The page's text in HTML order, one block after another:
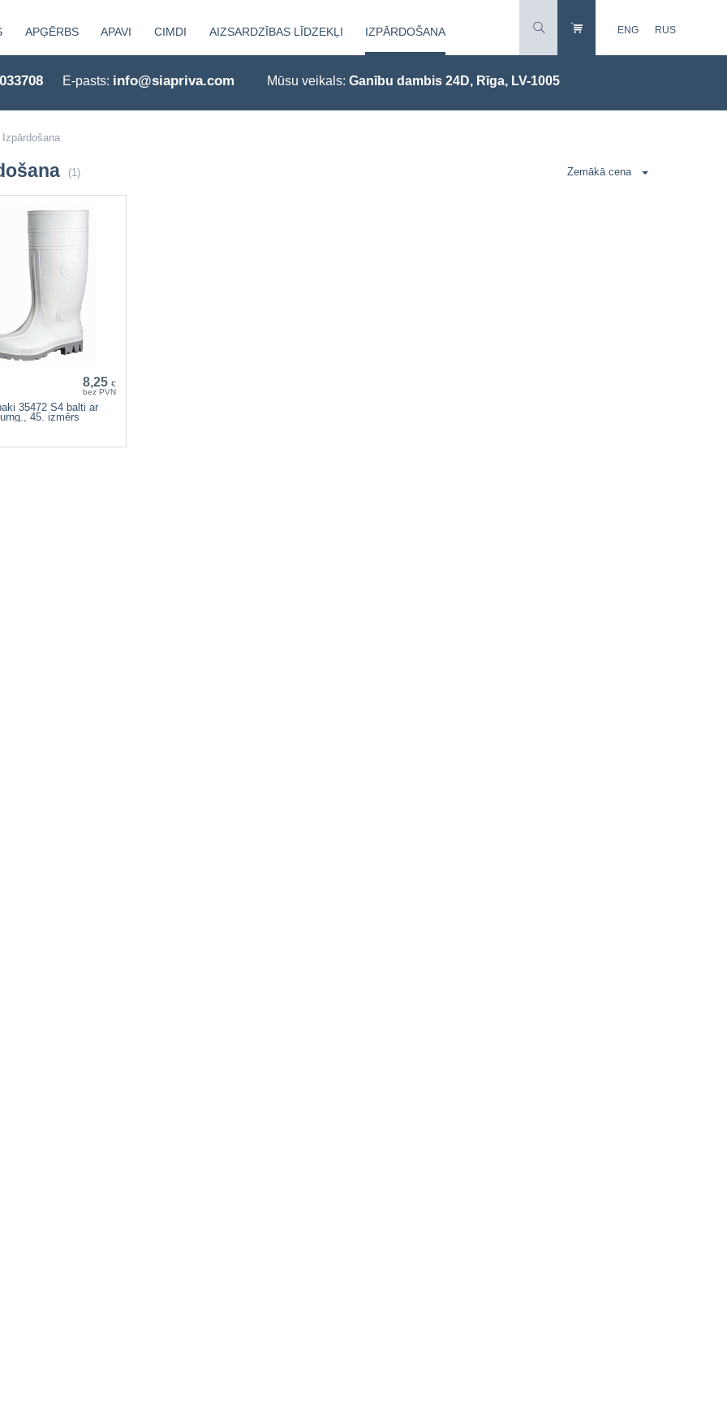
APĢĒRBS APAVI CIMDI AIZSARDZĪBAS LĪDZEKĻI IZPĀRDOŠANA ENG RUS
E-pasts: info@siapriva.com Mūsu veikals: Ganību dambis 24D, Rīga, LV-1005
Izpārdošana
(1) Zemākā cena
8,25 €
bez PVN
35472 S4 balti ar
45. izmērs